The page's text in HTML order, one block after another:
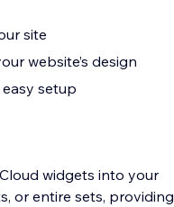
site
website’s design
setup
widgets into your
or entire sets, providing